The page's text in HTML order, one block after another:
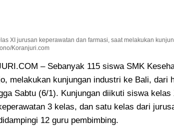
XI jurusan keperawatan dan farmasi, saat melakukan
Koranjuri.com
– Sebanyak 115 siswa SMK
melakukan kunjungan industri ke Bali, dari
Sabtu (6/1). Kunjungan diikuti siswa kelas
3 kelas, dan satu kelas dari
12 guru pembimbing.